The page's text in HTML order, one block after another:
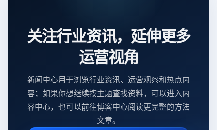
关注行业资讯，延伸更多
运营视角
新闻中心用于浏览行业资讯、运营观察和热点内
容；如果你想继续按主题查找资料，可以进入内
容中心，也可以前往博客中心阅读更完整的方法
文章。